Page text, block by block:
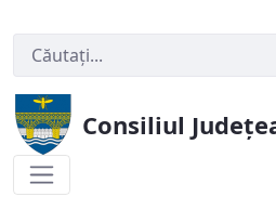
Consiliul